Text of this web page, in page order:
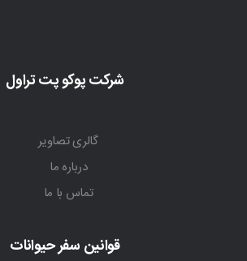
شرکت پوکو پت تراول
گالری تصاویر
درباره ما
تماس با ما
قوانین سفر حیوانات